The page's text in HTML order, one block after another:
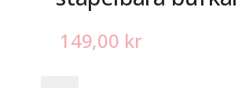
149,00 kr